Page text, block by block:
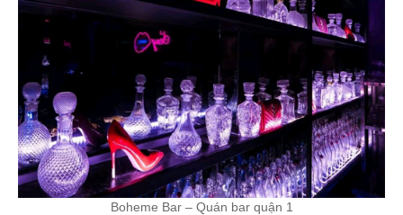
Boheme Bar – Quán bar quận 1